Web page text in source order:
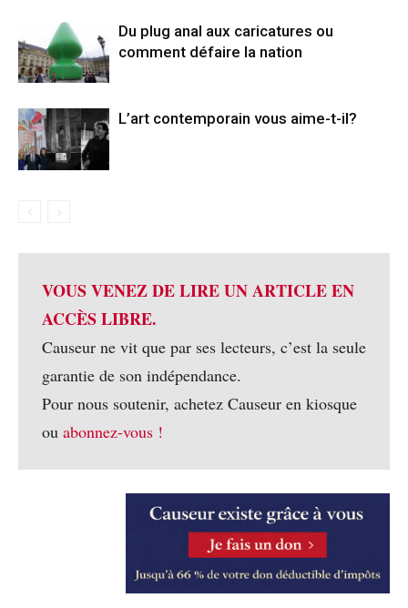
Du plug anal aux caricatures ou
comment défaire la nation
L’art contemporain vous aime-t-il?
VOUS VENEZ DE LIRE UN ARTICLE EN
ACCÈS LIBRE.
Causeur ne vit que par ses lecteurs, c’est la seule
garantie de son indépendance.
Pour nous soutenir, achetez Causeur en kiosque
ou abonnez-vous !